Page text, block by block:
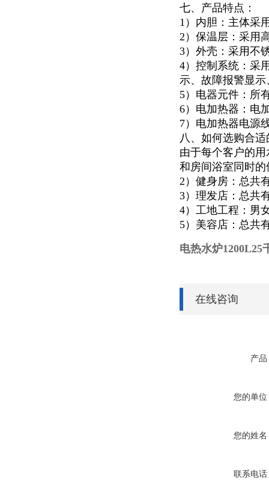
七、产品特点：
1）内胆：主体采
2）保温层：采用
3）外壳：采用不
4）控制系统：采
示、故障报警显
5）电器元件：所
6）电加热器：电
7）电加热器电源
八、如何选购合
由于每个客户的
和房间浴室同时的
2）健身房：总共
3）理发店：总共
4）工地工程：男
5）美容店：总共
电热水炉1200L25
在线咨询
产品
您的单位
您的姓名
联系电话